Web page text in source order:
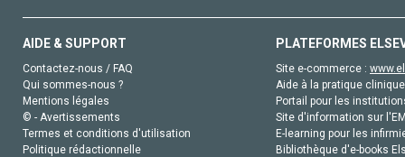
AIDE & SUPPORT
Contactez-nous / FAQ
Qui sommes-nous ?
Mentions légales
© - Avertissements
Termes et conditions d'utilisation
Politique rédactionnelle
PLATEFORMES
Site e-commerce :
Aide à la pratique
Portail pour les
Site d'information sur
E-learning pour les
Bibliothèque d'e-books